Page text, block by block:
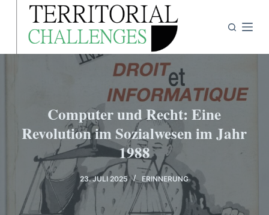
Computer und Recht: Eine
Revolution im Sozialwesen im Jahr
1988
23. JULI 2025 ERINNERUNG